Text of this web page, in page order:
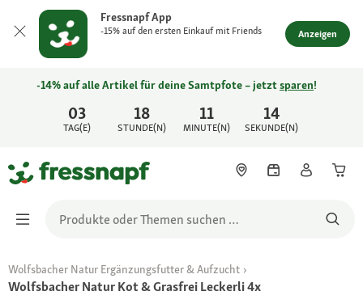
Fressnapf App
-15% auf den ersten Einkauf mit Friends Anzeigen
03
TAG(E)
18
STUNDE(N)
11
MINUTE(N)
14
SEKUNDE(N)
-14% auf alle Artikel für deine Samtpfote – jetztsparen!
Wolfsbacher Natur Ergänzungsfutter & Aufzucht
Wolfsbacher Natur Kot & Grasfrei Leckerli 4x